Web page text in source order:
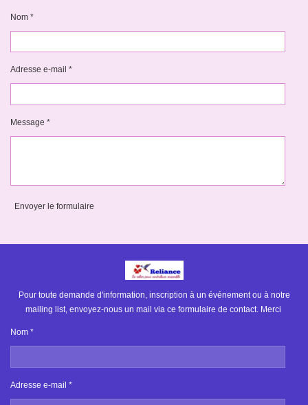
Nom *
Adresse e-mail *
Message *
Envoyer le formulaire
Pour toute demande d'information, inscription à un événement ou à notre
mailing list, envoyez-nous un mail via ce formulaire de contact. Merci
Nom *
Adresse e-mail *